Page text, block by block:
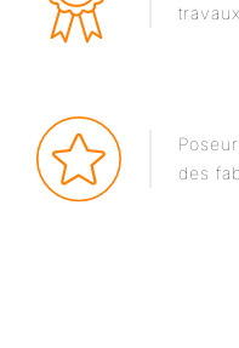
des
travaux